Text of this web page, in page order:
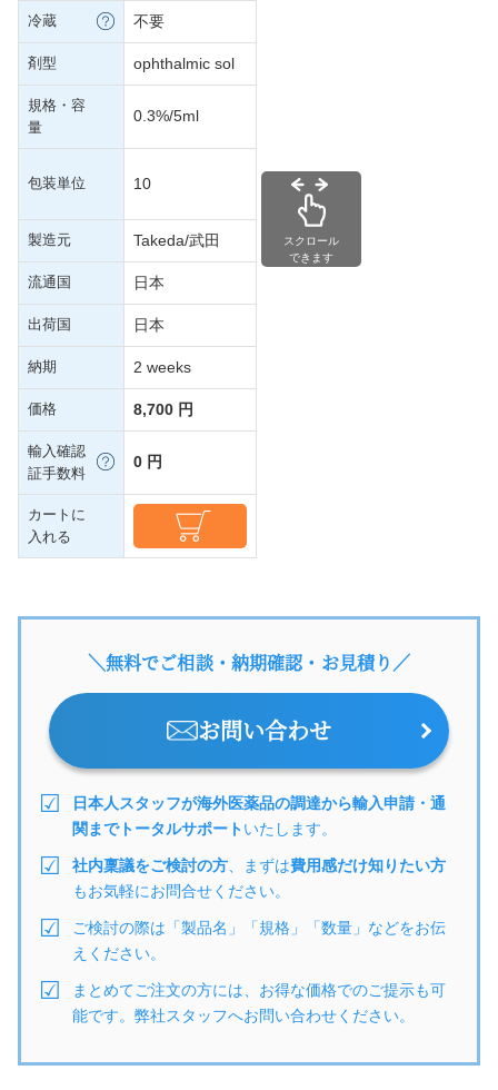
冷蔵 不要
剤型 ophthalmic sol
規格・容
量
0.3%/5ml
包装単位 10
製造元 Takeda/武田
流通国 日本
出荷国 日本
納期 2 weeks
価格 8,700 円
輸入確認
証手数料
0 円
カートに
入れる
スクロール
できます
＼無料でご相談・納期確認・お見積り／
お問い合わせ
日本人スタッフが海外医薬品の調達から輸入申請・通
関までトータルサポートいたします。
社内稟議をご検討の方 、まずは費用感だけ知りたい方
もお気軽にお問合せください。
ご検討の際は「製品名」「規格」「数量」などをお伝
えください。
まとめてご注文の方には、お得な価格でのご提示も可
能です。弊社スタッフへお問い合わせください。